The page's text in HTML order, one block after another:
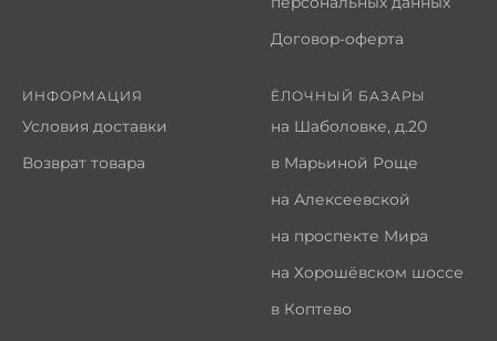
Договор-оферта
ИНФОРМАЦИЯ
Условия доставки
Возврат товара
ЁЛОЧНЫЙ БАЗАРЫ
на Шаболовке, д.20
в Марьиной Роще
на Алексеевской
на проспекте Мира
на Хорошёвском шоссе
в Коптево